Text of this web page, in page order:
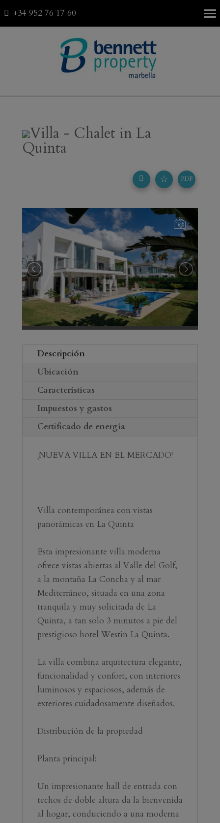
+34 952 76 17 60
Villa - Chalet in La
Quinta
☆ PDF
Descripción
Ubicación
Características
Impuestos y gastos
Certificado de energía
¡NUEVA VILLA EN EL MERCADO!
Villa contemporánea con vistas
panorámicas en La Quinta
Esta impresionante villa moderna
ofrece vistas abiertas al Valle del Golf,
a la montaña La Concha y al mar
Mediterráneo, situada en una zona
tranquila y muy solicitada de La
Quinta, a tan solo 3 minutos a pie del
prestigioso hotel Westin La Quinta.
La villa combina arquitectura elegante,
funcionalidad y confort, con interiores
luminosos y espaciosos, además de
exteriores cuidadosamente diseñados.
Distribución de la propiedad
Planta principal:
Un impresionante hall de entrada con
techos de doble altura da la bienvenida
al hogar, conduciendo a una moderna